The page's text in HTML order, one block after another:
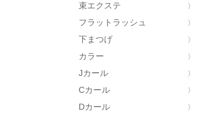
束エクステ
フラットラッシュ
下まつげ
カラー
Jカール
Cカール
Dカール